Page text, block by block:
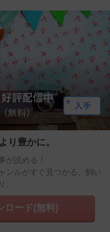
り豊かに。
が読める！
ンルがすぐ見つかる。飼い
。
ロード(無料)